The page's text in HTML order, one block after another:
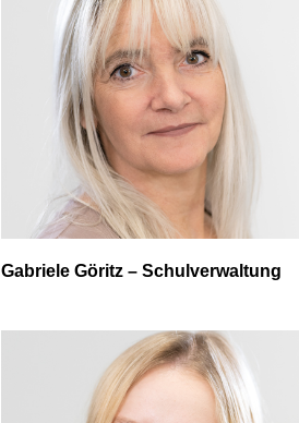
Gabriele Göritz – Schulverwaltung